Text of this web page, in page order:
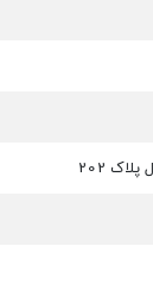
202